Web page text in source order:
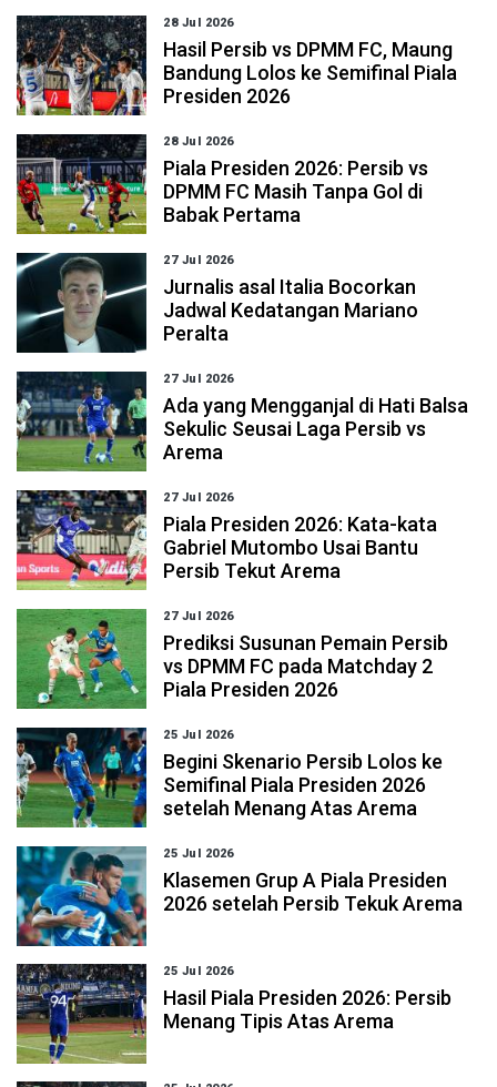
28 Jul 2026
Hasil Persib vs DPMM FC, Maung
Bandung Lolos ke Semifinal Piala
Presiden 2026
28 Jul 2026
Piala Presiden 2026: Persib vs
DPMM FC Masih Tanpa Gol di
Babak Pertama
27 Jul 2026
Jurnalis asal Italia Bocorkan
Jadwal Kedatangan Mariano
Peralta
27 Jul 2026
Ada yang Mengganjal di Hati Balsa
Sekulic Seusai Laga Persib vs
Arema
27 Jul 2026
Piala Presiden 2026: Kata-kata
Gabriel Mutombo Usai Bantu
Persib Tekut Arema
27 Jul 2026
Prediksi Susunan Pemain Persib
vs DPMM FC pada Matchday 2
Piala Presiden 2026
25 Jul 2026
Begini Skenario Persib Lolos ke
Semifinal Piala Presiden 2026
setelah Menang Atas Arema
25 Jul 2026
Klasemen Grup A Piala Presiden
2026 setelah Persib Tekuk Arema
25 Jul 2026
Hasil Piala Presiden 2026: Persib
Menang Tipis Atas Arema